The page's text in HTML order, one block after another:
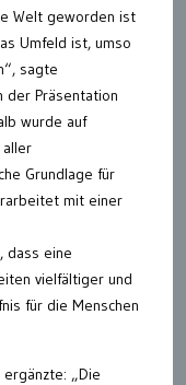
Welt geworden ist
Umfeld ist, umso
sagte
der Präsentation
wurde auf
aller
Grundlage für
mit einer
dass eine
vielfältiger und
für die Menschen
„Die